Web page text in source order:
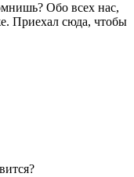
Обо всех нас,
Приехал сюда, чтобы